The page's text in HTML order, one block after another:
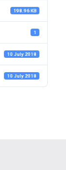
198.96 KB
1
10 July 2018
10 July 2018